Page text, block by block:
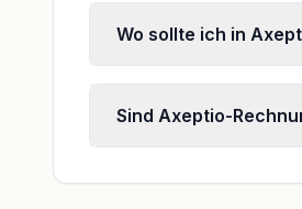
Wo sollte ich in
Sind Axeptio-